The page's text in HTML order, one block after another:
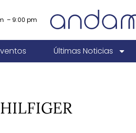
– 9:00 pm
Últimas Noticias